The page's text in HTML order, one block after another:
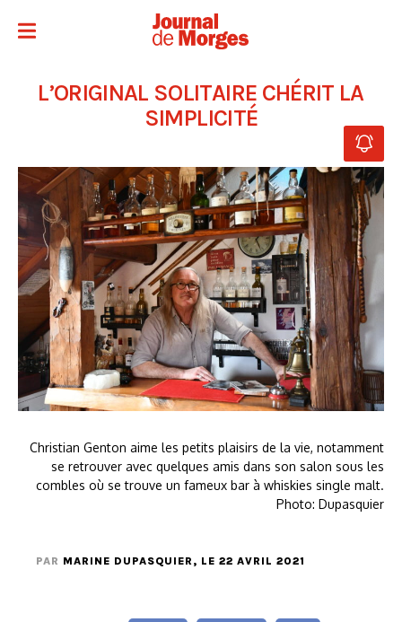
L’ORIGINAL SOLITAIRE CHÉRIT LA
SIMPLICITÉ
Christian Genton aime les petits plaisirs de la vie, notamment
se retrouver avec quelques amis dans son salon sous les
combles où se trouve un fameux bar à whiskies single malt.
Photo: Dupasquier
PAR MARINE DUPASQUIER, LE 22 AVRIL 2021